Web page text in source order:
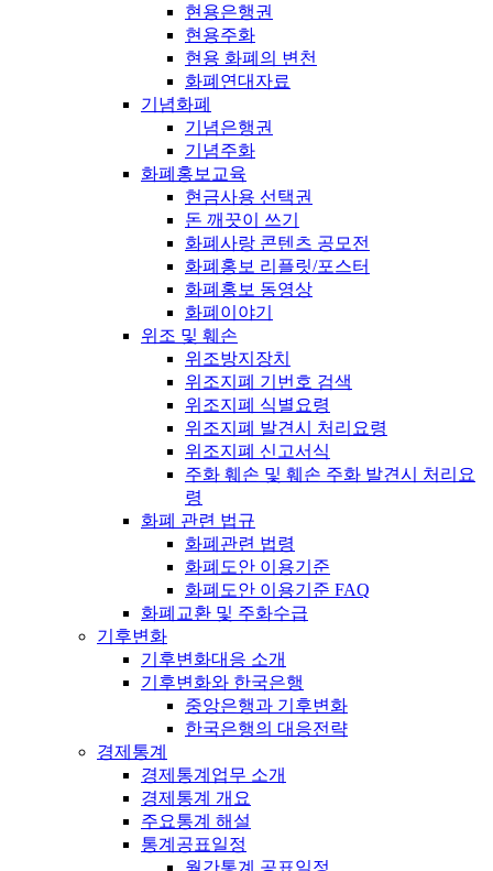
현용은행권
현용주화
현용 화폐의 변천
화폐연대자료
기념화폐
기념은행권
기념주화
화폐홍보교육
현금사용 선택권
돈 깨끗이 쓰기
화폐사랑 콘텐츠 공모전
화폐홍보 리플릿/포스터
화폐홍보 동영상
화폐이야기
위조 및 훼손
위조방지장치
위조지폐 기번호 검색
위조지폐 식별요령
위조지폐 발견시 처리요령
위조지폐 신고서식
주화 훼손 및 훼손 주화 발견시 처리요
령
화폐 관련 법규
화폐관련 법령
화폐도안 이용기준
화폐도안 이용기준 FAQ
화폐교환 및 주화수급
기후변화
기후변화대응 소개
기후변화와 한국은행
중앙은행과 기후변화
한국은행의 대응전략
경제통계
경제통계업무 소개
경제통계 개요
주요통계 해설
통계공표일정